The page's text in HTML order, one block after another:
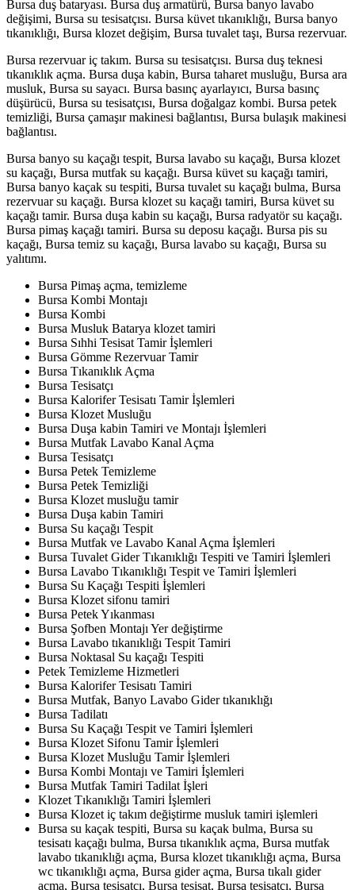
Bursa duş bataryası. Bursa duş armatürü, Bursa banyo lavabo
değişimi, Bursa su tesisatçısı. Bursa küvet tıkanıklığı, Bursa banyo
tıkanıklığı, Bursa klozet değişim, Bursa tuvalet taşı, Bursa rezervuar.
Bursa rezervuar iç takım. Bursa su tesisatçısı. Bursa duş teknesi
tıkanıklık açma. Bursa duşa kabin, Bursa taharet musluğu, Bursa ara
musluk, Bursa su sayacı. Bursa basınç ayarlayıcı, Bursa basınç
düşürücü, Bursa su tesisatçısı, Bursa doğalgaz kombi. Bursa petek
temizliği, Bursa çamaşır makinesi bağlantısı, Bursa bulaşık makinesi
bağlantısı.
Bursa banyo su kaçağı tespit, Bursa lavabo su kaçağı, Bursa klozet
su kaçağı, Bursa mutfak su kaçağı. Bursa küvet su kaçağı tamiri,
Bursa banyo kaçak su tespiti, Bursa tuvalet su kaçağı bulma, Bursa
rezervuar su kaçağı. Bursa klozet su kaçağı tamiri, Bursa küvet su
kaçağı tamir. Bursa duşa kabin su kaçağı, Bursa radyatör su kaçağı.
Bursa pimaş kaçağı tamiri. Bursa su deposu kaçağı. Bursa pis su
kaçağı, Bursa temiz su kaçağı, Bursa lavabo su kaçağı, Bursa su
yalıtımı.
Bursa Pimaş açma, temizleme
Bursa Kombi Montajı
Bursa Kombi
Bursa Musluk Batarya klozet tamiri
Bursa Sıhhi Tesisat Tamir İşlemleri
Bursa Gömme Rezervuar Tamir
Bursa Tıkanıklık Açma
Bursa Tesisatçı
Bursa Kalorifer Tesisatı Tamir İşlemleri
Bursa Klozet Musluğu
Bursa Duşa kabin Tamiri ve Montajı İşlemleri
Bursa Mutfak Lavabo Kanal Açma
Bursa Tesisatçı
Bursa Petek Temizleme
Bursa Petek Temizliği
Bursa Klozet musluğu tamir
Bursa Duşa kabin Tamiri
Bursa Su kaçağı Tespit
Bursa Mutfak ve Lavabo Kanal Açma İşlemleri
Bursa Tuvalet Gider Tıkanıklığı Tespiti ve Tamiri İşlemleri
Bursa Lavabo Tıkanıklığı Tespit ve Tamiri İşlemleri
Bursa Su Kaçağı Tespiti İşlemleri
Bursa Klozet sifonu tamiri
Bursa Petek Yıkanması
Bursa Şofben Montajı Yer değiştirme
Bursa Lavabo tıkanıklığı Tespit Tamiri
Bursa Noktasal Su kaçağı Tespiti
Petek Temizleme Hizmetleri
Bursa Kalorifer Tesisatı Tamiri
Bursa Mutfak, Banyo Lavabo Gider tıkanıklığı
Bursa Tadilatı
Bursa Su Kaçağı Tespit ve Tamiri İşlemleri
Bursa Klozet Sifonu Tamir İşlemleri
Bursa Klozet Musluğu Tamir İşlemleri
Bursa Kombi Montajı ve Tamiri İşlemleri
Bursa Mutfak Tamiri Tadilat İşleri
Klozet Tıkanıklığı Tamiri İşlemleri
Bursa Klozet iç takım değiştirme musluk tamiri işlemleri
Bursa su kaçak tespiti, Bursa su kaçak bulma, Bursa su
tesisatı kaçağı bulma, Bursa tıkanıklık açma, Bursa mutfak
lavabo tıkanıklığı açma, Bursa klozet tıkanıklığı açma, Bursa
wc tıkanıklığı açma, Bursa gider açma, Bursa tıkalı gider
açma, Bursa tesisatçı, Bursa tesisat, Bursa tesisatçı, Bursa